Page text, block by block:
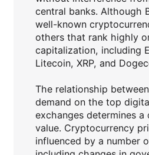
central banks. Although
well-known
others that rank highly
capitalization, including
Litecoin, XRP, and
The relationship
demand on the top
exchanges determines
value. Cryptocurrency
influenced by a number